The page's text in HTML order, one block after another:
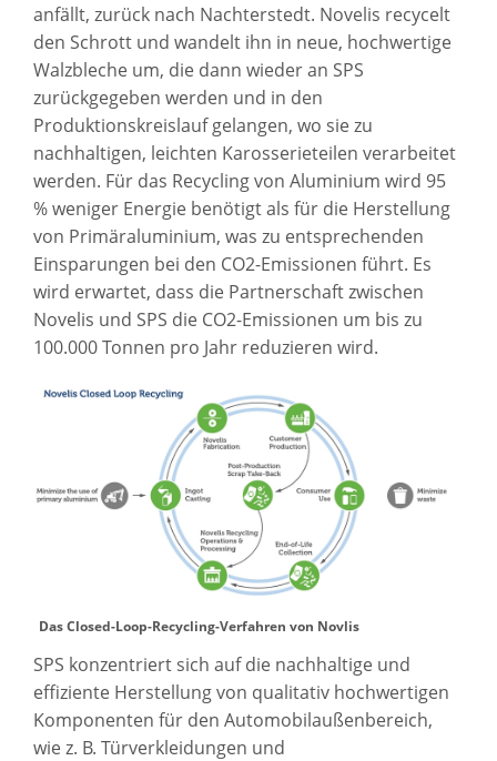
anfällt, zurück nach Nachterstedt. Novelis recycelt
den Schrott und wandelt ihn in neue, hochwertige
Walzbleche um, die dann wieder an SPS
zurückgegeben werden und in den
Produktionskreislauf gelangen, wo sie zu
nachhaltigen, leichten Karosserieteilen verarbeitet
werden. Für das Recycling von Aluminium wird 95
% weniger Energie benötigt als für die Herstellung
von Primäraluminium, was zu entsprechenden
Einsparungen bei den CO2-Emissionen führt. Es
wird erwartet, dass die Partnerschaft zwischen
Novelis und SPS die CO2-Emissionen um bis zu
100.000 Tonnen pro Jahr reduzieren wird.
Das Closed-Loop-Recycling-Verfahren von Novlis
SPS konzentriert sich auf die nachhaltige und
effiziente Herstellung von qualitativ hochwertigen
Komponenten für den Automobilaußenbereich,
wie z. B. Türverkleidungen und